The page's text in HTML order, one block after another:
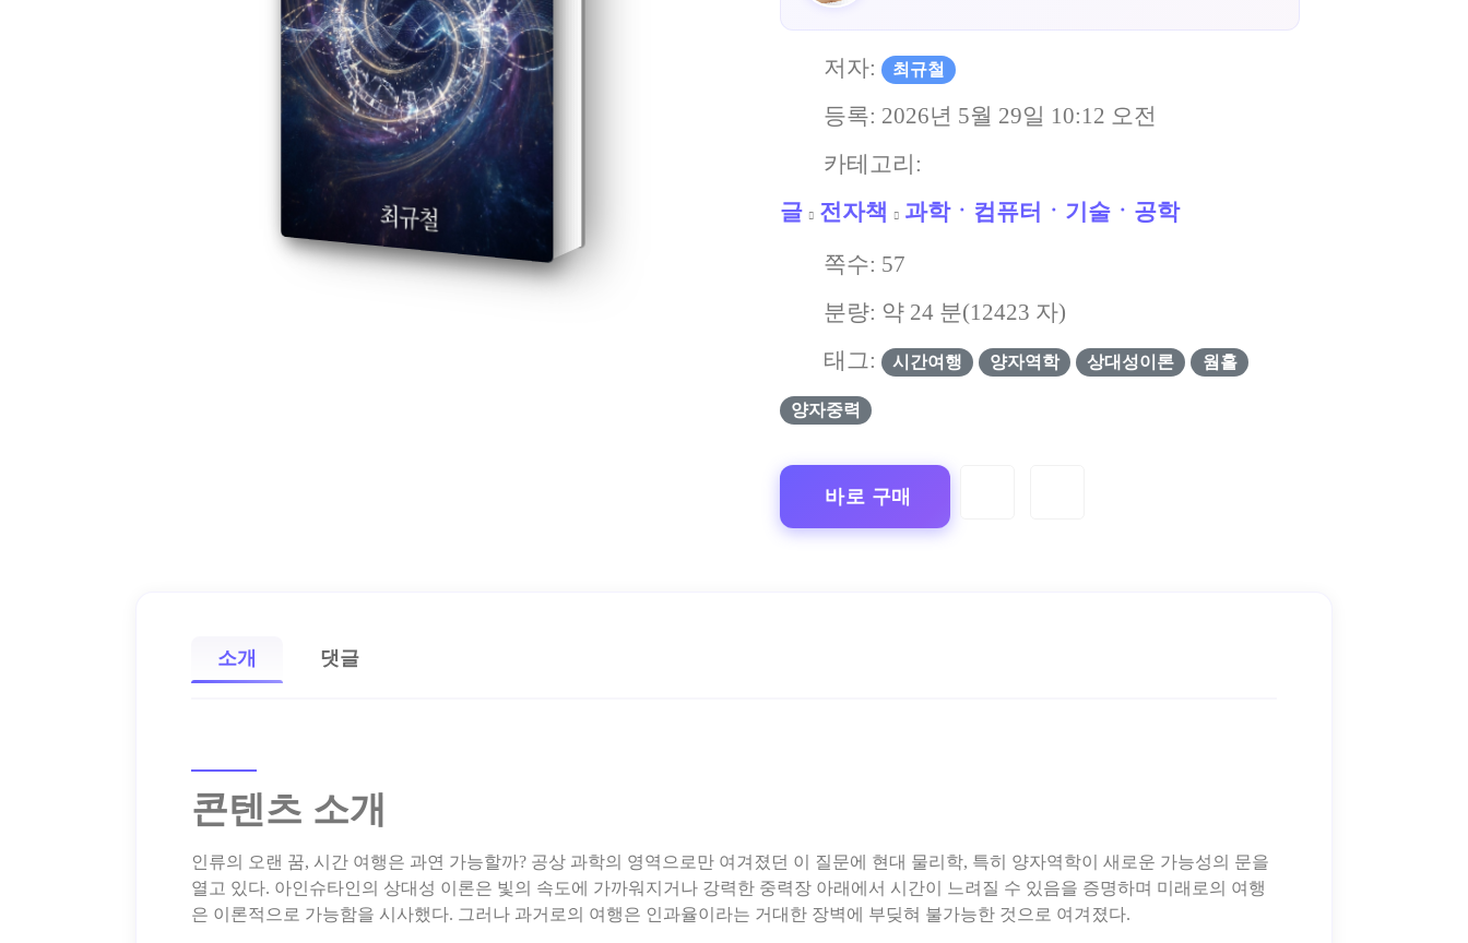
저자: 최규철
등록: 2026년 5월 29일 10:12 오전
카테고리:
글
전자책 과학ㆍ컴퓨터ㆍ기술ㆍ공학
쪽수: 57
분량: 약 24 분(12423 자)
태그:
시간여행 양자역학 상대성이론 웜홀
양자중력
바로 구매
소개 댓글
콘텐츠 소개
인류의 오랜 꿈, 시간 여행은 과연 가능할까? 공상 과학의 영역으로만 여겨졌던 이 질문에 현대 물리학, 특히 양자역학이 새로운 가능성의 문을
열고 있다. 아인슈타인의 상대성 이론은 빛의 속도에 가까워지거나 강력한 중력장 아래에서 시간이 느려질 수 있음을 증명하며 미래로의 여행
은 이론적으로 가능함을 시사했다. 그러나 과거로의 여행은 인과율이라는 거대한 장벽에 부딪혀 불가능한 것으로 여겨졌다.